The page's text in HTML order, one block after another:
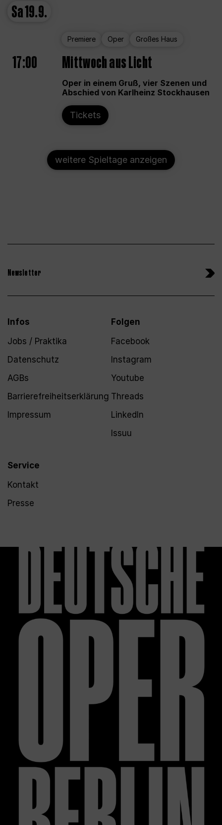
Sa19.9.
Premiere Oper Großes Haus
17:00 Mittwoch aus Licht
Oper in einem Gruß, vier Szenen und
Abschied von Karlheinz Stockhausen
Tickets
weitere Spieltage anzeigen
Newsletter
Infos
Jobs / Praktika
Datenschutz
AGBs
Barrierefreiheitserklärung
Impressum
Service
Kontakt
Presse
Folgen
Facebook
Instagram
Youtube
Threads
LinkedIn
Issuu